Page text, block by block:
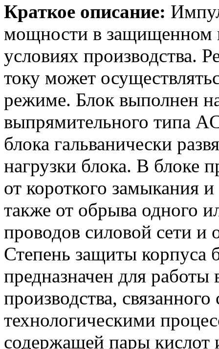
Краткое описание:
мощности в защищенном
условиях производства.
току может
режиме. Блок выполнен
выпрямительного типа
блока гальванически
нагрузки блока. В блоке
от короткого замыкания
также от обрыва одного
проводов силовой сети и
Степень защиты корпуса
предназначен для
производства,
технологическими
содержащей пары кислот